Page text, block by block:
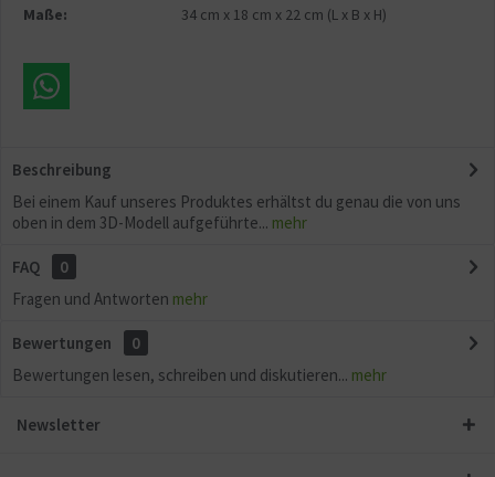
Maße:
34 cm x 18 cm x 22 cm (L x B x H)
Beschreibung
Bei einem Kauf unseres Produktes erhältst du genau die von uns
oben in dem 3D-Modell aufgeführte... mehr
FAQ
0
Fragen und Antworten mehr
Bewertungen
0
Bewertungen lesen, schreiben und diskutieren... mehr
Newsletter